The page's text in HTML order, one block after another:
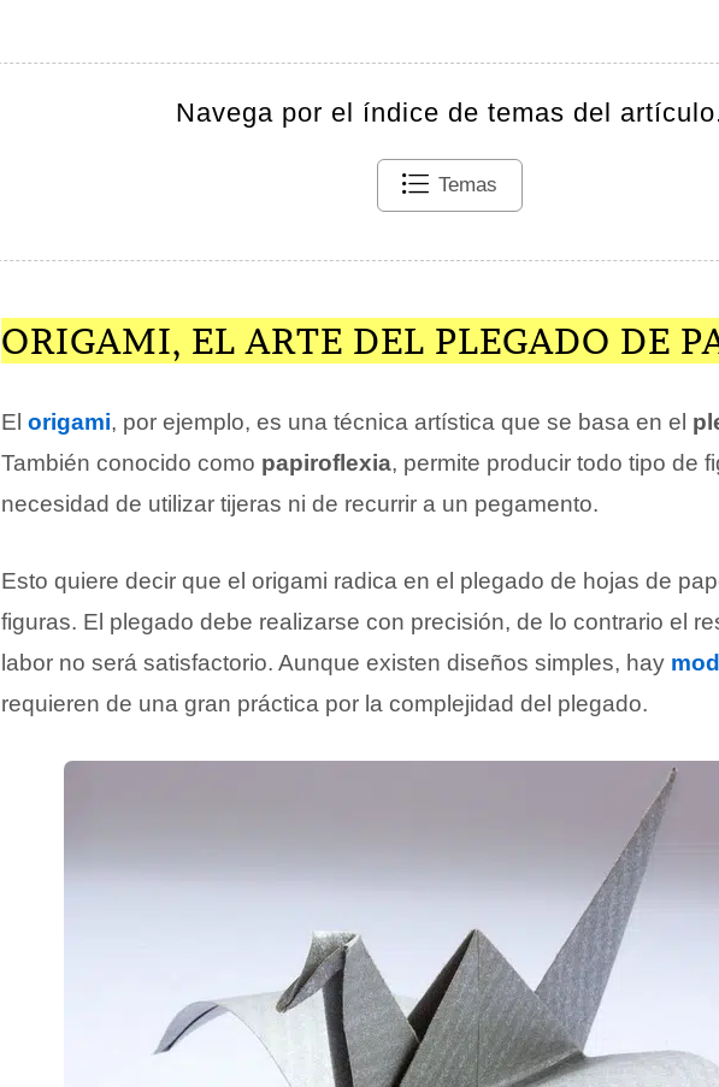
Navega por el índice de temas del
Temas
ORIGAMI, EL ARTE DEL PLEGADO DE
El origami, por ejemplo, es una técnica artística que se basa en el
También conocido como papiroflexia, permite producir todo tipo de
necesidad de utilizar tijeras ni de recurrir a un pegamento.
Esto quiere decir que el origami radica en el plegado de hojas de
figuras. El plegado debe realizarse con precisión, de lo contrario el
labor no será satisfactorio. Aunque existen diseños simples, hay
requieren de una gran práctica por la complejidad del plegado.